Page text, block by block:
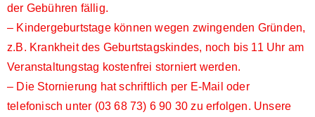
der Gebühren fällig.
– Kindergeburtstage können wegen zwingenden Gründen,
z.B. Krankheit des Geburtstagskindes, noch bis 11 Uhr am
Veranstaltungstag kostenfrei storniert werden.
– Die Stornierung hat schriftlich per E-Mail oder
telefonisch unter (03 68 73) 6 90 30 zu erfolgen. Unsere